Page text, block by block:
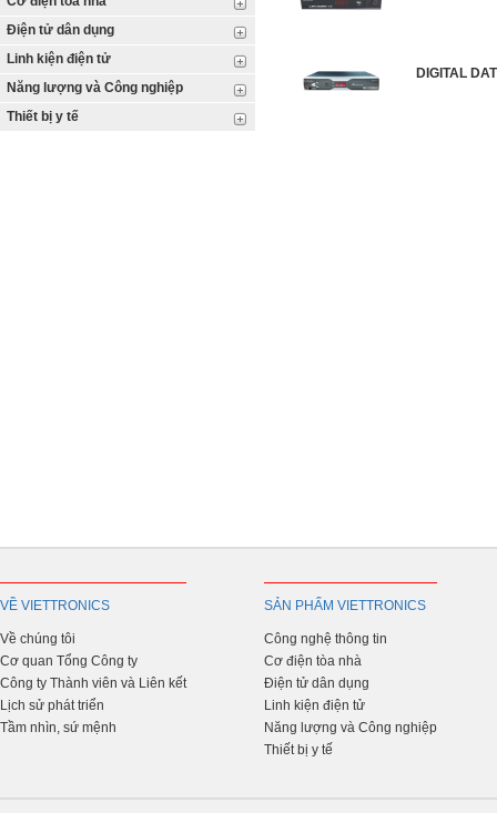
Điện tử dân dụng
Linh kiện điện tử
Năng lượng và Công nghiệp
Thiết bị y tế
DIGITAL
VỀ VIETTRONICS
Về chúng tôi
Cơ quan Tổng Công ty
Công ty Thành viên và Liên kết
Lịch sử phát triển
Tầm nhìn, sứ mệnh
SẢN PHẨM VIETTRONICS
Công nghệ thông tin
Cơ điện tòa nhà
Điện tử dân dụng
Linh kiện điện tử
Năng lượng và Công nghiệp
Thiết bị y tế